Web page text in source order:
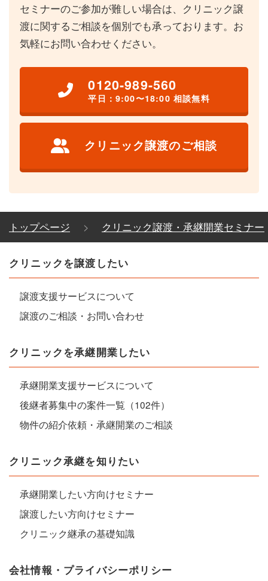
セミナーのご参加が難しい場合は、クリニック譲
渡に関するご相談を個別でも承っております。お
気軽にお問い合わせください。
0120-989-560
平日：9:00〜18:00 相談無料
クリニック譲渡のご相談
トップページ クリニック譲渡・承継開業セミナー
クリニックを譲渡したい
譲渡支援サービスについて
譲渡のご相談・お問い合わせ
クリニックを承継開業したい
承継開業支援サービスについて
後継者募集中の案件一覧（102件）
物件の紹介依頼・承継開業のご相談
クリニック承継を知りたい
承継開業したい方向けセミナー
譲渡したい方向けセミナー
クリニック継承の基礎知識
会社情報・プライバシーポリシー